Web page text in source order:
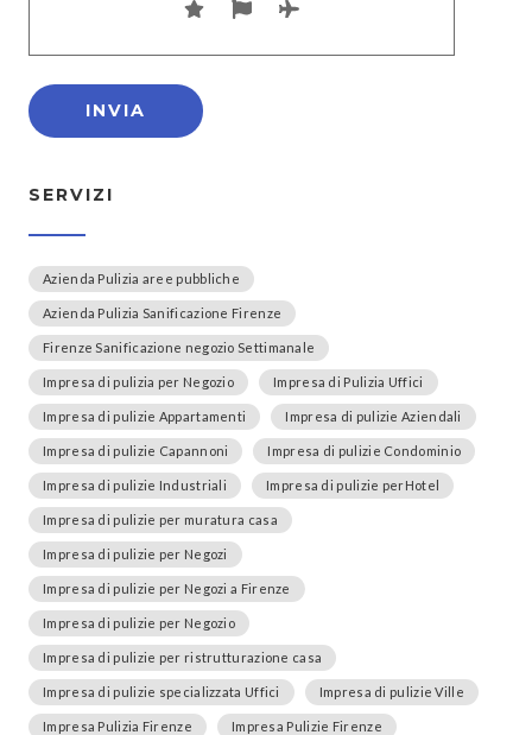
SERVIZI
Azienda Pulizia aree pubbliche
Azienda Pulizia Sanificazione Firenze
Firenze Sanificazione negozio Settimanale
Impresa di pulizia per Negozio Impresa di Pulizia Uffici
Impresa di pulizie Appartamenti Impresa di pulizie Aziendali
Impresa di pulizie Capannoni Impresa di pulizie Condominio
Impresa di pulizie Industriali Impresa di pulizie perHotel
Impresa di pulizie per muratura casa
Impresa di pulizie per Negozi
Impresa di pulizie per Negozi a Firenze
Impresa di pulizie per Negozio
Impresa di pulizie per ristrutturazione casa
Impresa di pulizie specializzata Uffici Impresa di pulizie Ville
Impresa Pulizia Firenze Impresa Pulizie Firenze